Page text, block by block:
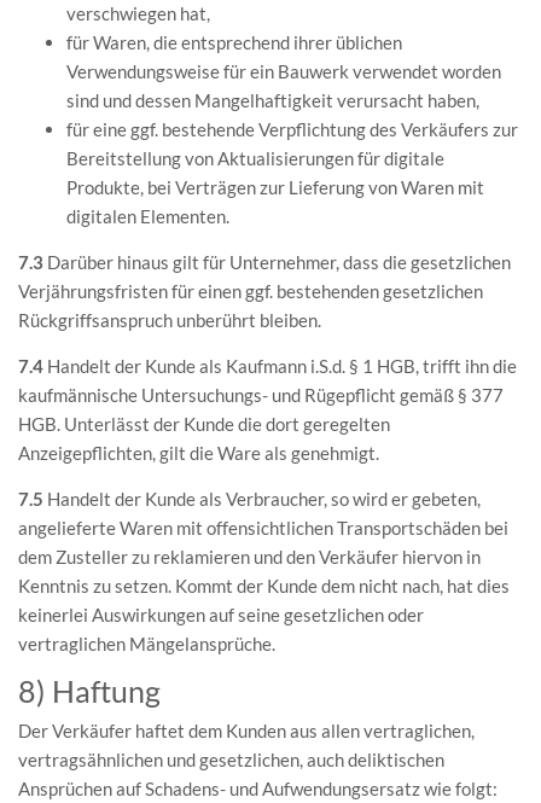
verschwiegen hat,
für Waren, die entsprechend ihrer üblichen
Verwendungsweise für ein Bauwerk verwendet worden
sind und dessen Mangelhaftigkeit verursacht haben,
für eine ggf. bestehende Verpflichtung des Verkäufers zur
Bereitstellung von Aktualisierungen für digitale
Produkte, bei Verträgen zur Lieferung von Waren mit
digitalen Elementen.
7.3 Darüber hinaus gilt für Unternehmer, dass die gesetzlichen
Verjährungsfristen für einen ggf. bestehenden gesetzlichen
Rückgriffsanspruch unberührt bleiben.
7.4 Handelt der Kunde als Kaufmann i.S.d. § 1 HGB, trifft ihn die
kaufmännische Untersuchungs- und Rügepflicht gemäß § 377
HGB. Unterlässt der Kunde die dort geregelten
Anzeigepflichten, gilt die Ware als genehmigt.
7.5 Handelt der Kunde als Verbraucher, so wird er gebeten,
angelieferte Waren mit offensichtlichen Transportschäden bei
dem Zusteller zu reklamieren und den Verkäufer hiervon in
Kenntnis zu setzen. Kommt der Kunde dem nicht nach, hat dies
keinerlei Auswirkungen auf seine gesetzlichen oder
vertraglichen Mängelansprüche.
8) Haftung
Der Verkäufer haftet dem Kunden aus allen vertraglichen,
vertragsähnlichen und gesetzlichen, auch deliktischen
Ansprüchen auf Schadens- und Aufwendungsersatz wie folgt: